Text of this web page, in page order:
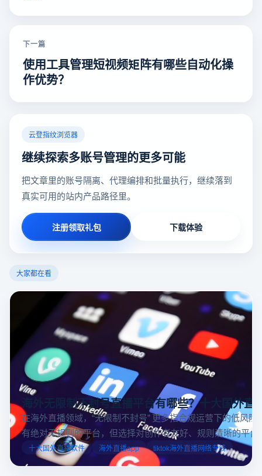
下一篇
使用工具管理短视频矩阵有哪些自动化操
作优势？
云登指纹浏览器
继续探索多账号管理的更多可能
把文章里的账号隔离、代理编排和批量执行，继续落到
真实可用的站内产品路径里。
注册领取礼包 下载体验
大家都在看
海外无限制不封号直播平台有哪些？十大国外直
在海外直播领域，“无限制不封号” 更多指合规运营下的低风
有绝对无规则的平台，但选择对创作者友好、规则清晰的平台
业工具规避风险，能显著降低封号概率。以下推荐十大国外
台，并结合云登多开浏览器的功能，详解如何安全高效运营。
十大国外直播软件 海外直播app tiktok海外直播网络专线